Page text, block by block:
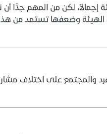
لكن من المهم جدًّا أن
الهيئة وضعفها تستمد من
والمجتمع على اختلاف